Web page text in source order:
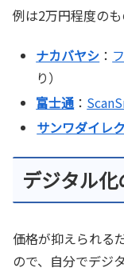
例は2万円程度のも
ナカバヤシ ：
り）
富士通：
サンワダイレ
デジタル
価格が抑えられる
ので、自分でデジ